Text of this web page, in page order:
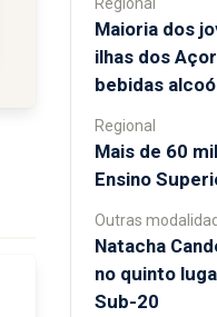
Maioria dos
ilhas dos
bebidas
Regional
Mais de 60
Ensino
Outras
Natacha
no quinto
Sub-20